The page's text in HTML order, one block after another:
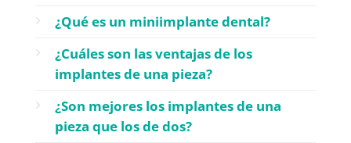
¿Qué es un miniimplante dental?
¿Cuáles son las ventajas de los
implantes de una pieza?
¿Son mejores los implantes de una
pieza que los de dos?